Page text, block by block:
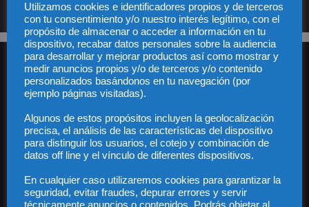
Audiencia y Publicidad
Quiénes somos
Privacidad
Contacto
Utilizamos cookies e identificadores propios y de terceros
con tu consentimiento y/o nuestro interés legítimo, con el
propósito de almacenar o acceder a información en tu
dispositivo, recabar datos personales sobre la audiencia
para desarrollar y mejorar productos así como mostrar y
medir anuncios propios y/o de terceros y/o contenido
personalizados basándonos en tu navegación (por
ejemplo páginas visitadas).
Algunos de estos propósitos incluyen la geolocalización
precisa, el análisis de las características del dispositivo
para distinguir los usuarios, el cotejo y combinación de
datos off line y el vínculo de diferentes dispositivos.
En cualquier caso utilizaremos cookies para garantizar la
seguridad, evitar fraudes, depurar errores y servir
técnicamente anuncios o contenidos. Podrás objetar al